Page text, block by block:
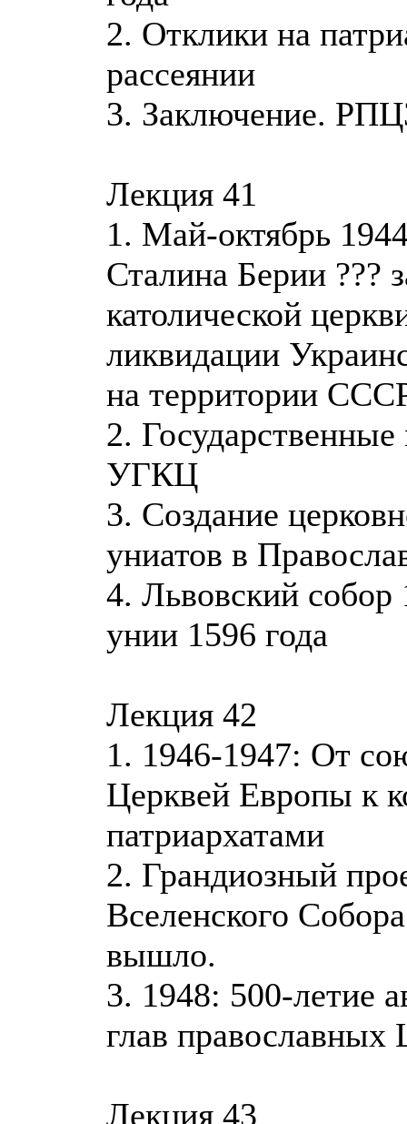
2. Отклики на
рассеянии
3. Заключение.
Лекция 41
1. Май-октябрь
Сталина Берии ???
католической
ликвидации
на территории
2.
УГКЦ
3. Создание
униатов в
4. Львовский собор
унии 1596 года
Лекция 42
1. 1946-1947: От
Церквей Европы к
патриархатами
2. Грандиозный
Вселенского
вышло.
3. 1948: 500-летие
глав православных
Лекция 43